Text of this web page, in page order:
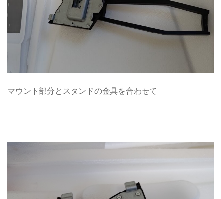
マウント部分とスタンドの金具を合わせて